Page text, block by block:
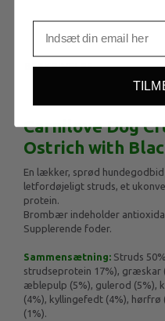
BESKRIVELSE
Carnilove Dog
Ostrich with
En lækker, sprød
letfordøjeligt struds, et
protein.
Brombær indeholder
Supplerende foder.
Sammensætning: Struds
strudseprotein 17%),
æblepulp (5%), gulerod
(4%), kyllingefedt (4%),
(1%).